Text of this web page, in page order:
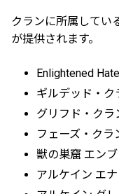
クランに所属してい
が提供されます。
Enlightened
ギルデッド・ク
グリフド・クラ
フェーズ・クラ
獣の巣窟 エン
アルケイン エ